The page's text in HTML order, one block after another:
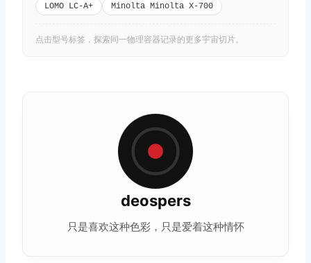
LOMO LC-A+ Minolta Minolta X-700
点击型号标签，探索同一物理容器记录的更多宇宙切片。
deospers
只是喜欢这种色彩，只是爱着这种情怀